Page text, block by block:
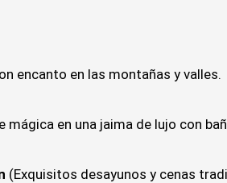
encanto en las montañas y valles.
mágica en una jaima de lujo con
(Exquisitos desayunos y cenas